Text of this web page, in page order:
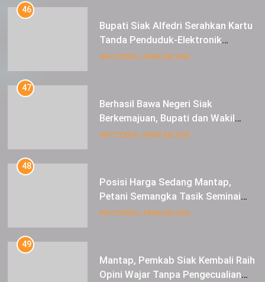
46
Bupati Siak Alfedri Serahkan Kartu
Tanda Penduduk-Elektronik
Kepada Pelajar SMK 1 Koto Gasib
INFOTORIAL PEMKAB SIAK
47
Berhasil Bawa Negeri Siak
Berkemajuan, Bupati dan Wakil
Bupati Siak Terima Gelar Adat
INFOTORIAL PEMKAB SIAK
48
Posisi Harga Sedang Mantap,
Petani Semangka Tasik Seminai
Raup Untung
INFOTORIAL PEMKAB SIAK
49
Mantap, Pemkab Siak Kembali Raih
Opini Wajar Tanpa Pengecualian